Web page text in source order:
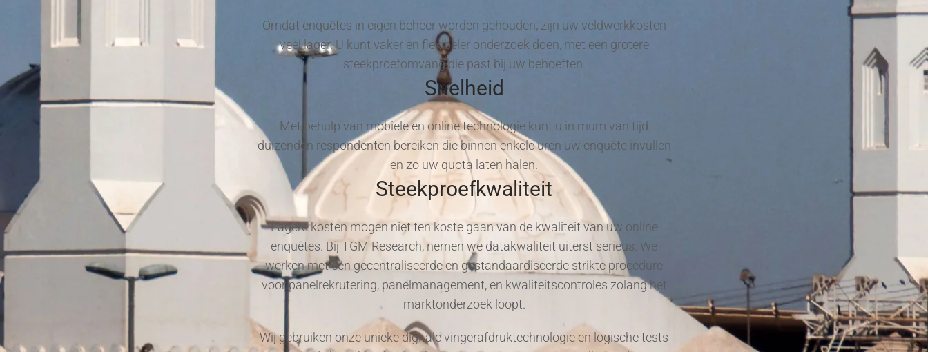
Omdat enquêtes in eigen beheer worden gehouden, zijn uw veldwerkkosten
veel lager. U kunt vaker en flexibeler onderzoek doen, met een grotere
steekproefomvang die past bij uw behoeften.
Snelheid
Met behulp van mobiele en online technologie kunt u in mum van tijd
duizenden respondenten bereiken die binnen enkele uren uw enquête invullen
en zo uw quota laten halen.
Steekproefkwaliteit
Lagere kosten mogen niet ten koste gaan van de kwaliteit van uw online
enquêtes. Bij TGM Research, nemen we datakwaliteit uiterst serieus. We
werken met één gecentraliseerde en gestandaardiseerde strikte procedure
voor panelrekrutering, panelmanagement, en kwaliteitscontroles zolang het
marktonderzoek loopt.
Wij gebruiken onze unieke digitale vingerafdruktechnologie en logische tests